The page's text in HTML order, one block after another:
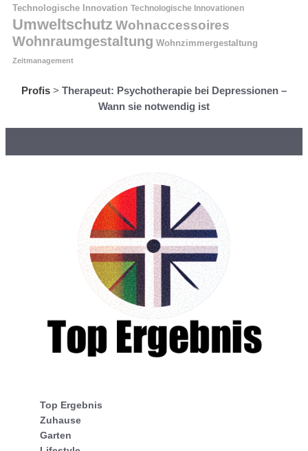
Technologische Innovation Technologische Innovationen
Umweltschutz Wohnaccessoires
Wohnraumgestaltung Wohnzimmergestaltung
Zeitmanagement
Profis > Therapeut: Psychotherapie bei Depressionen –
Wann sie notwendig ist
Top Ergebnis
Zuhause
Garten